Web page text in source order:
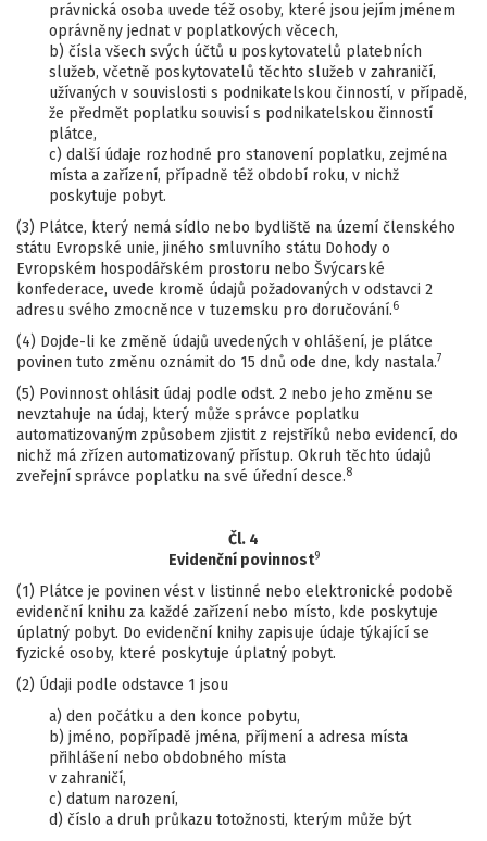
právnická osoba uvede též osoby, které jsou jejím jménem
oprávněny jednat v poplatkových věcech,
b) čísla všech svých účtů u poskytovatelů platebních
služeb, včetně poskytovatelů těchto služeb v zahraničí,
užívaných v souvislosti s podnikatelskou činností, v případě,
že předmět poplatku souvisí s podnikatelskou činností
plátce,
c) další údaje rozhodné pro stanovení poplatku, zejména
místa a zařízení, případně též období roku, v nichž
poskytuje pobyt.
(3) Plátce, který nemá sídlo nebo bydliště na území členského
státu Evropské unie, jiného smluvního státu Dohody o
Evropském hospodářském prostoru nebo Švýcarské
konfederace, uvede kromě údajů požadovaných v odstavci 2
adresu svého zmocněnce v tuzemsku pro doručování.6
(4) Dojde-li ke změně údajů uvedených v ohlášení, je plátce
povinen tuto změnu oznámit do 15 dnů ode dne, kdy nastala.7
(5) Povinnost ohlásit údaj podle odst. 2 nebo jeho změnu se
nevztahuje na údaj, který může správce poplatku
automatizovaným způsobem zjistit z rejstříků nebo evidencí, do
nichž má zřízen automatizovaný přístup. Okruh těchto údajů
zveřejní správce poplatku na své úřední desce.8
Čl. 4
Evidenční povinnost9
(1) Plátce je povinen vést v listinné nebo elektronické podobě
evidenční knihu za každé zařízení nebo místo, kde poskytuje
úplatný pobyt. Do evidenční knihy zapisuje údaje týkající se
fyzické osoby, které poskytuje úplatný pobyt.
(2) Údaji podle odstavce 1 jsou
a) den počátku a den konce pobytu,
b) jméno, popřípadě jména, příjmení a adresa místa
přihlášení nebo obdobného místa
v zahraničí,
c) datum narození,
d) číslo a druh průkazu totožnosti, kterým může být